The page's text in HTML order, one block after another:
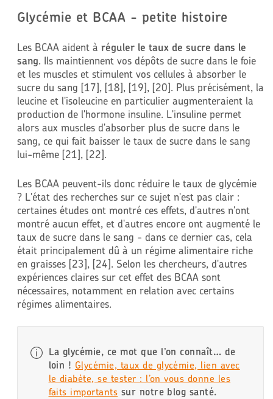
Glycémie et BCAA - petite histoire
Les BCAA aident à réguler le taux de sucre dans le
sang. Ils maintiennent vos dépôts de sucre dans le foie
et les muscles et stimulent vos cellules à absorber le
sucre du sang [17], [18], [19], [20]. Plus précisément, la
leucine et l'isoleucine en particulier augmenteraient la
production de l'hormone insuline. L'insuline permet
alors aux muscles d'absorber plus de sucre dans le
sang, ce qui fait baisser le taux de sucre dans le sang
lui-même [21], [22].
Les BCAA peuvent-ils donc réduire le taux de glycémie
? L'état des recherches sur ce sujet n'est pas clair :
certaines études ont montré ces effets, d'autres n'ont
montré aucun effet, et d'autres encore ont augmenté le
taux de sucre dans le sang - dans ce dernier cas, cela
était principalement dû à un régime alimentaire riche
en graisses [23], [24]. Selon les chercheurs, d'autres
expériences claires sur cet effet des BCAA sont
nécessaires, notamment en relation avec certains
régimes alimentaires.
La glycémie, ce mot que l’on connaît… de
loin ! Glycémie, taux de glycémie, lien avec
le diabète, se tester : l’on vous donne les
faits importants sur notre blog santé.